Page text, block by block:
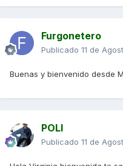
Furgonetero
Publicado 11 de
Buenas y bienvenido desde
POLI
Publicado 11 de